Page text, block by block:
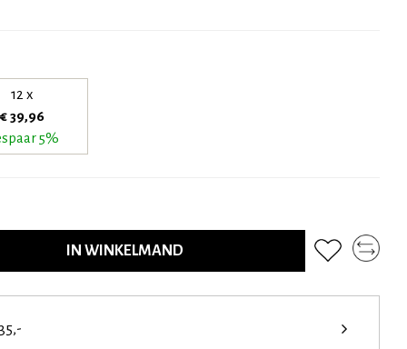
12 x
€ 39,96
5%
IN WINKELMAND